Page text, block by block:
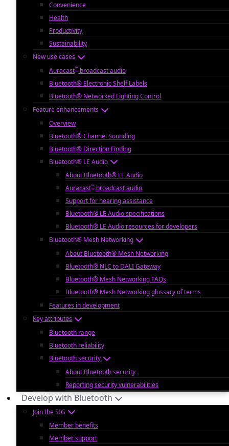
Convenience
Health
Productivity
Sustainability
New use cases
Auracast™ broadcast audio
Bluetooth® Electronic Shelf Labels
Bluetooth® Networked Lighting Control
Feature enhancements
Overview
Bluetooth® Channel Sounding
Bluetooth® Direction Finding
Bluetooth® LE Audio
About Bluetooth® LE Audio
Auracast™ broadcast audio
Support for hearing assistance
Bluetooth® LE Audio specifications
Bluetooth® LE Audio resources for developers
Bluetooth® Mesh Networking
About Bluetooth® Mesh Networking
Bluetooth® NLC to DALI Gateway
Bluetooth® Mesh Networking FAQs
Bluetooth® Mesh Networking glossary of terms
Features in development
Key attributes
Bluetooth range
Bluetooth reliability
Bluetooth security
About Bluetooth security
Reporting security vulnerabilities
Develop with Bluetooth
Join the SIG
Member benefits
Member support